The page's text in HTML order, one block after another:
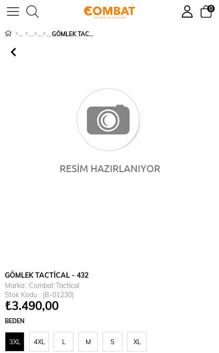
0
GÖMLEK TACTİCAL - 432
GÖMLEK TACTİCAL - 432
Marka : Combat Tactical
Stok Kodu
(B-01230)
₺3.490,00
BEDEN
3XL 4XL L M S XL